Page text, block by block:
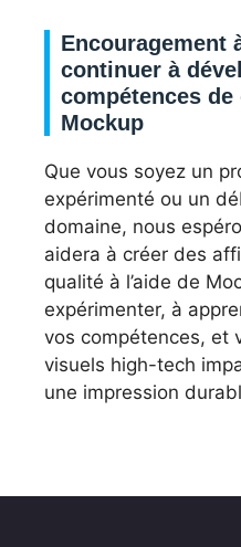
Encouragement
continuer à
compétences de
Mockup
Que vous soyez un
expérimenté ou un
domaine, nous
aidera à créer des
qualité à l’aide de
expérimenter, à
vos compétences, et
visuels high-tech
une impression